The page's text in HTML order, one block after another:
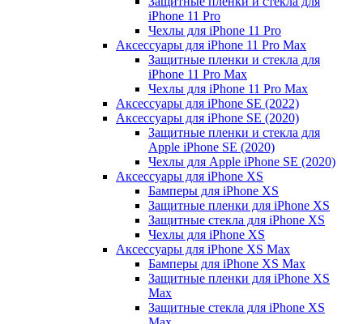
iPhone 11 Pro
Чехлы для iPhone 11 Pro
Аксессуары для iPhone 11 Pro Max
Защитные пленки и стекла для
iPhone 11 Pro Max
Чехлы для iPhone 11 Pro Max
Аксессуары для iPhone SE (2022)
Аксессуары для iPhone SE (2020)
Защитные пленки и стекла для
Apple iPhone SE (2020)
Чехлы для Apple iPhone SE (2020)
Аксессуары для iPhone ХS
Бамперы для iPhone ХS
Защитные пленки для iPhone ХS
Защитные стекла для iPhone ХS
Чехлы для iPhone ХS
Аксессуары для iPhone ХS Max
Бамперы для iPhone XS Max
Защитные пленки для iPhone XS
Max
Защитные стекла для iPhone XS